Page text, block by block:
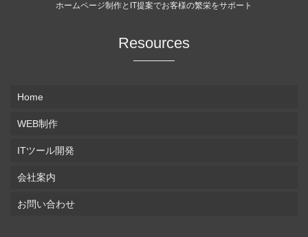
ホームページ制作とIT提案でお客様の繁栄をサポート
Resources
Home
WEB制作
ITツール開発
会社案内
お問い合わせ